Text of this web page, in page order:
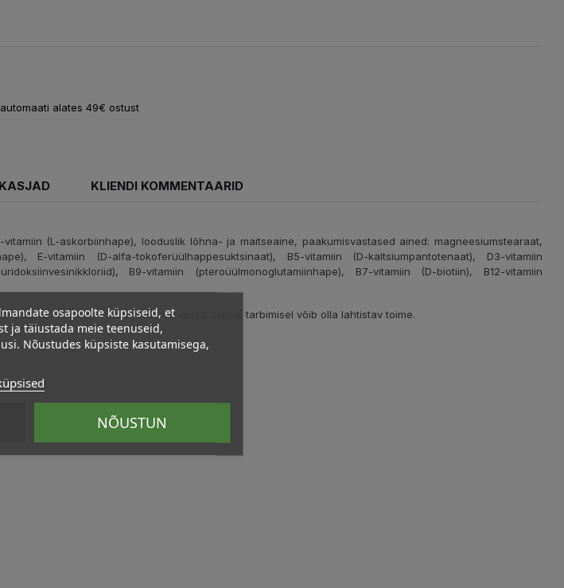
alates 49€ ostust
KLIENDI KOMMENTAARID
(L-askorbiinhape), looduslik lõhna- ja maitseaine, paakumisvastased ained: magneesiumstearaat,
E-vitamiin (D-alfa-tokoferüülhappesuktsinaat), B5-vitamiin (D-kaltsiumpantotenaat), D3-vitamiin
B9-vitamiin (pteroüülmonoglutamiinhape), B7-vitamiin (D-biotiin), B12-vitamiin
Tablette võib imeda või närida. Liigsel tarbimisel võib olla lahtistav toime.
osapoolte küpsiseid, et
ja täiustada meie teenuseid,
Nõustudes küpsiste kasutamisega,
NÕUSTUN